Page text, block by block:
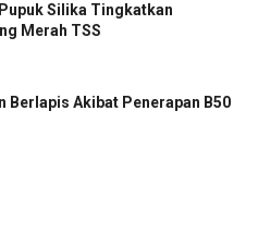
Silika Tingkatkan
Merah TSS
Berlapis Akibat Penerapan B50